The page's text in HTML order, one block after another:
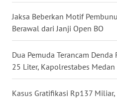
Jaksa Beberkan Motif
Berawal dari Janji Open BO
Dua Pemuda Terancam
25 Liter, Kapolrestabes Medan
Kasus Gratifikasi Rp137
WN
NTT
WN
KEPRI
WN
PAPUA